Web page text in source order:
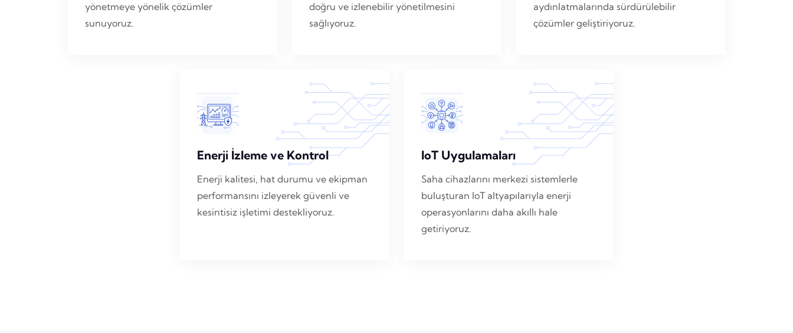
yönetmeye yönelik çözümler
sunuyoruz.
doğru ve izlenebilir yönetilmesini
sağlıyoruz.
aydınlatmalarında sürdürülebilir
çözümler geliştiriyoruz.
Enerji İzleme ve Kontrol
Enerji kalitesi, hat durumu ve ekipman
performansını izleyerek güvenli ve
kesintisiz işletimi destekliyoruz.
IoT Uygulamaları
Saha cihazlarını merkezi sistemlerle
buluşturan IoT altyapılarıyla enerji
operasyonlarını daha akıllı hale
getiriyoruz.